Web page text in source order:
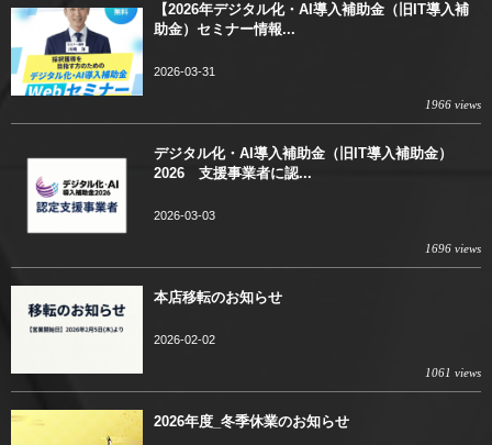
【2026年デジタル化・AI導入補助金（旧IT導入補
助金）セミナー情報...
2026-03-31
1966 views
デジタル化・AI導入補助金（旧IT導入補助金）
2026 支援事業者に認...
2026-03-03
1696 views
本店移転のお知らせ
2026-02-02
1061 views
2026年度_冬季休業のお知らせ